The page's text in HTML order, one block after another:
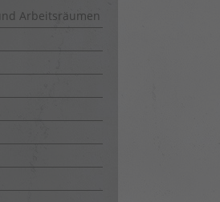
Arbeitsräumen